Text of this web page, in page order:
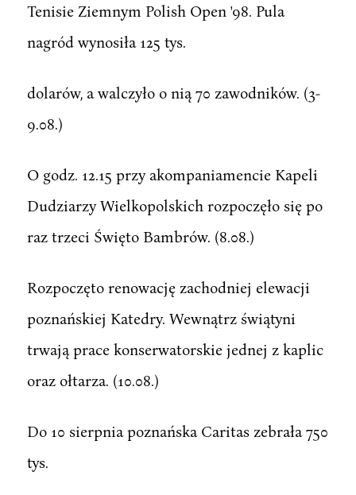
Tenisie Ziemnym Polish Open '98. Pula
nagród wynosiła 125 tys.
dolarów, a walczyło o nią 70 zawodników. (3-
9.08.)
O godz. 12.15 przy akompaniamencie Kapeli
Dudziarzy Wielkopolskich rozpoczęło się po
raz trzeci Święto Bambrów. (8.08.)
Rozpoczęto renowację zachodniej elewacji
poznańskiej Katedry. Wewnątrz świątyni
trwają prace konserwatorskie jednej z kaplic
oraz ołtarza. (10.08.)
Do 10 sierpnia poznańska Caritas zebrała 750
tys.